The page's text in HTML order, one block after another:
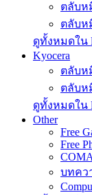
ตลับห
ตลับห
ดูทั้งหมดใน
Kyocera
ตลับห
ตลับห
ดูทั้งหมดใน
Other
Free
Free
บทคว